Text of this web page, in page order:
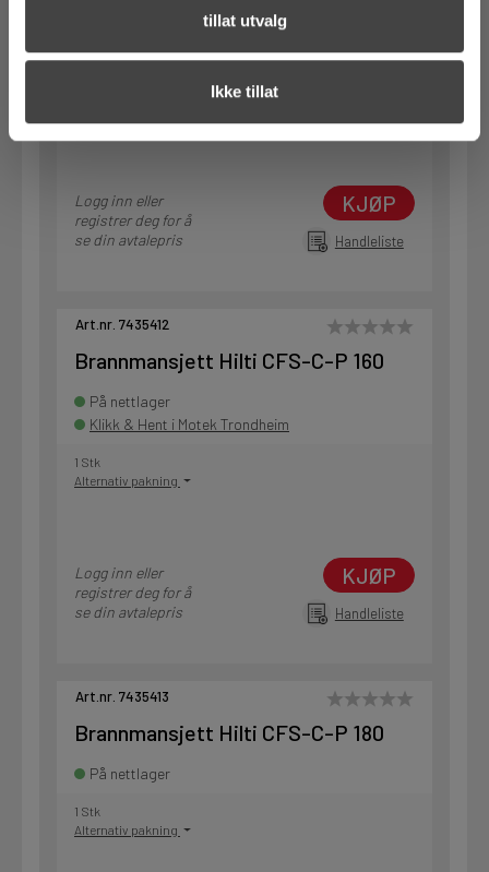
tillat utvalg
Ikke tillat
Klikk & Hent i Motek Ålesund
Logg inn eller
registrer deg for å
se din avtalepris
KJØP
Handleliste
Art.nr. 7435412
Brannmansjett Hilti CFS-C-P 160
På nettlager
Klikk & Hent i Motek Trondheim
1 Stk
Alternativ pakning
Logg inn eller
registrer deg for å
se din avtalepris
KJØP
Handleliste
Art.nr. 7435413
Brannmansjett Hilti CFS-C-P 180
På nettlager
1 Stk
Alternativ pakning